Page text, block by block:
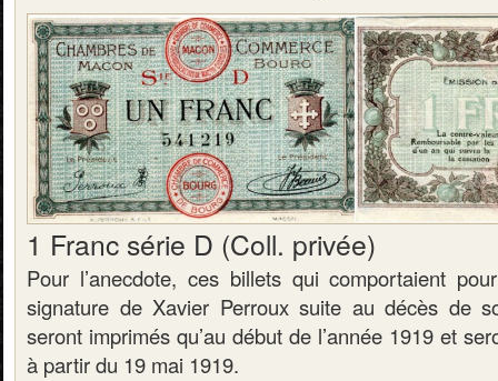
1 Franc série D (Coll. privée)
Pour l’anecdote, ces billets qui comportaient
signature de Xavier Perroux suite au décès de
seront imprimés qu’au début de l’année 1919 et
à partir du 19 mai 1919.